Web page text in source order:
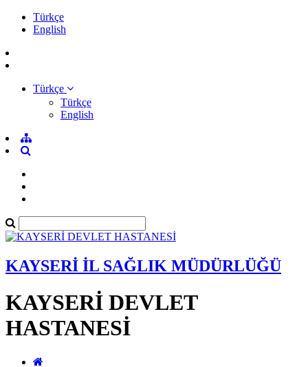
Türkçe
English
Türkçe
Türkçe
English
KAYSERİ İL SAĞLIK MÜDÜRLÜĞÜ
KAYSERİ DEVLET
HASTANESİ